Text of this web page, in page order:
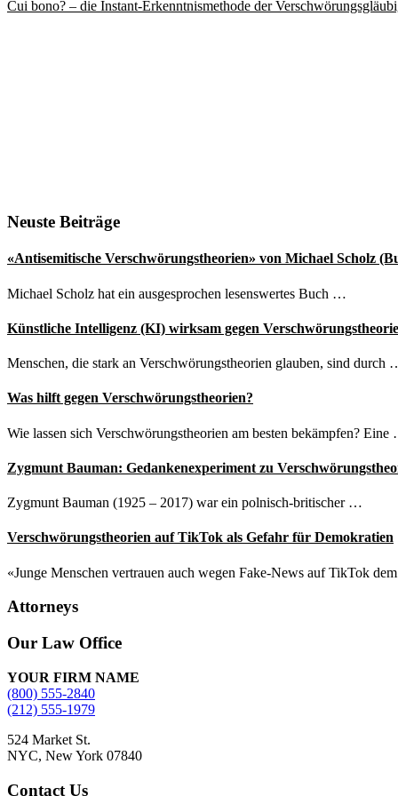
Cui bono? – die Instant-Erkenntnismethode der
Seitenspalte
Neuste Beiträge
«Antisemitische Verschwörungstheorien» von Michael Scholz
Michael Scholz hat ein ausgesprochen lesenswertes Buch …
Künstliche Intelligenz (KI) wirksam gegen
Menschen, die stark an Verschwörungstheorien glauben, sind durch
Was hilft gegen Verschwörungstheorien?
Wie lassen sich Verschwörungstheorien am besten bekämpfen? Eine
Zygmunt Bauman: Gedankenexperiment zu
Zygmunt Bauman (1925 – 2017) war ein polnisch-britischer …
Verschwörungstheorien auf TikTok als Gefahr für Demokratien
«Junge Menschen vertrauen auch wegen Fake-News auf TikTok
Attorneys
Site
Footer
Our Law Office
YOUR FIRM NAME
(800) 555-2840
(212) 555-1979
524 Market St.
NYC, New York 07840
Contact Us